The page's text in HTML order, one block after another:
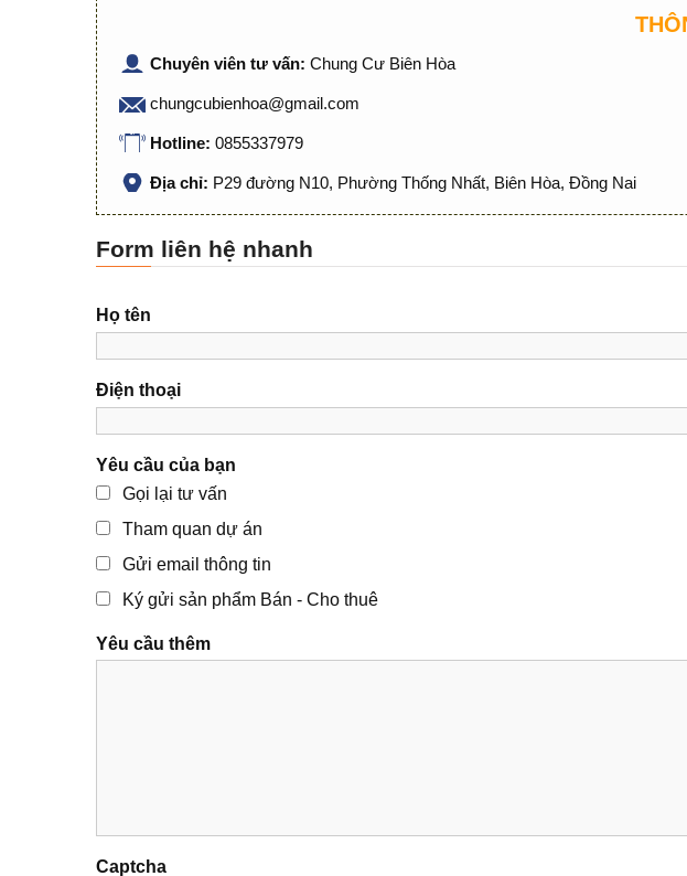
Chuyên viên tư vấn: Chung Cư Biên Hòa
chungcubienhoa@gmail.com
Hotline: 0855337979
Địa chỉ: P29 đường N10, Phường Thống Nhất, Biên Hòa, Đồng Nai
Form liên hệ nhanh
Họ tên
Điện thoại
Yêu cầu của bạn
Gọi lại tư vấn
Tham quan dự án
Gửi email thông tin
Ký gửi sản phẩm Bán - Cho thuê
Yêu cầu thêm
Captcha